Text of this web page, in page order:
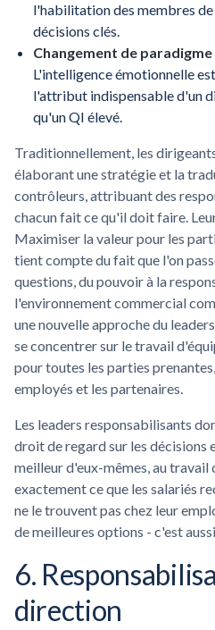
l'habilitation des membres
décisions clés.
Changement de paradigme
L'intelligence émotionnelle
l'attribut indispensable d'un
qu'un QI élevé.
Traditionnellement, les
élaborant une stratégie et la
contrôleurs, attribuant des
chacun fait ce qu'il doit faire.
Maximiser la valeur pour les
tient compte du fait que l'on
questions, du pouvoir à la
l'environnement commercial
une nouvelle approche du
se concentrer sur le travail
pour toutes les parties
employés et les partenaires.
Les leaders responsabilisants
droit de regard sur les décisions
meilleur d'eux-mêmes, au travail
exactement ce que les salariés
ne le trouvent pas chez leur
de meilleures options - c'est
6.
direction